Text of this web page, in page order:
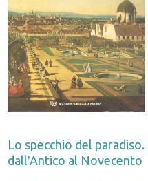
Lo specchio del
dall'Antico al Novecento